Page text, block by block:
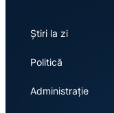
Știri la zi
Politică
Administrație